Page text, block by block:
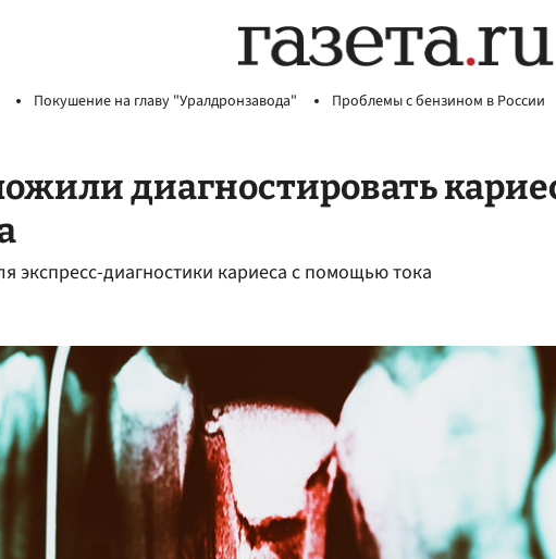
Покушение на главу "Уралдронзавода" Проблемы с бензином в России
диагностировать
экспресс-диагностики кариеса с помощью тока